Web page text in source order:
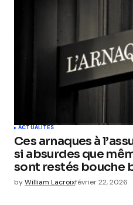
ACTUALITÉS
Ces arnaques à
si absurdes que
sont restés bouche
byWilliam Lacroixfévrier 22, 2026